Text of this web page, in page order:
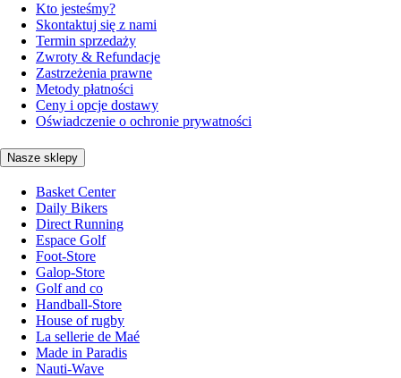
Kto jesteśmy?
Skontaktuj się z nami
Termin sprzedaży
Zwroty & Refundacje
Zastrzeżenia prawne
Metody płatności
Ceny i opcje dostawy
Oświadczenie o ochronie prywatności
Nasze sklepy
Basket Center
Daily Bikers
Direct Running
Espace Golf
Foot-Store
Galop-Store
Golf and co
Handball-Store
House of rugby
La sellerie de Maé
Made in Paradis
Nauti-Wave